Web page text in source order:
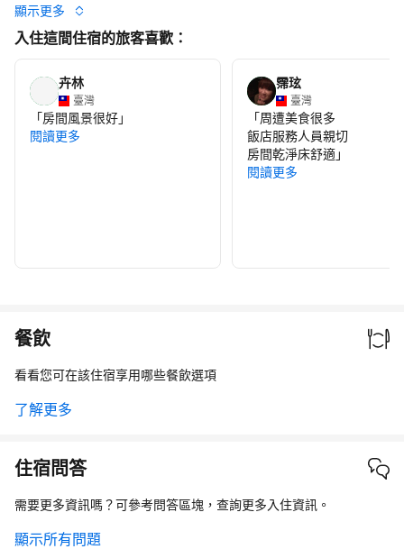
顯示更多
入住這間住宿的旅客喜歡：
卉林
臺灣
「房間風景很好」
閱讀更多
霈玹
臺灣
「周遭美食很多
飯店服務人員親切
房間乾淨床舒適」
閱讀更多
餐飲
看看您可在該住宿享用哪些餐飲選項
了解更多
住宿問答
需要更多資訊嗎？可參考問答區塊，查詢更多入住資訊。
顯示所有問題